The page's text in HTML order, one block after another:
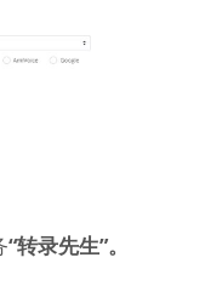
“转录先生”。